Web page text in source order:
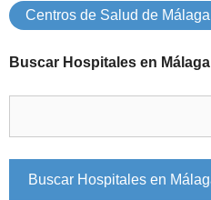
Centros de Salud de Málaga
Buscar Hospitales en Málaga